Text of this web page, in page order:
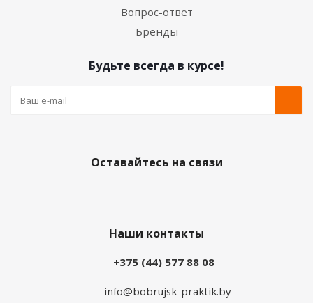
Вопрос-ответ
Бренды
Будьте всегда в курсе!
Оставайтесь на связи
Наши контакты
+375 (44) 577 88 08
info@bobrujsk-praktik.by